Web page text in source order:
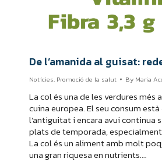
De l’amanida al guisat:
Notícies, Promoció de la salut By Maria
La col és una de les verdures
cuina europea. El seu consum
l’antiguitat i encara avui
plats de temporada,
La col és un aliment amb molt
una gran riquesa en nutrients.…